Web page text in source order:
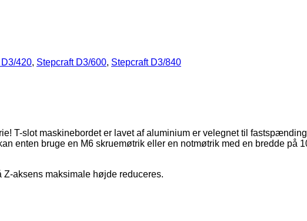
420, Stepcraft D3/600, Stepcraft D3/840
T-slot maskinebordet er lavet af aluminium er velegnet til
enten bruge en M6 skruemøtrik eller en notmøtrik med en bredde på
aksens maksimale højde reduceres.